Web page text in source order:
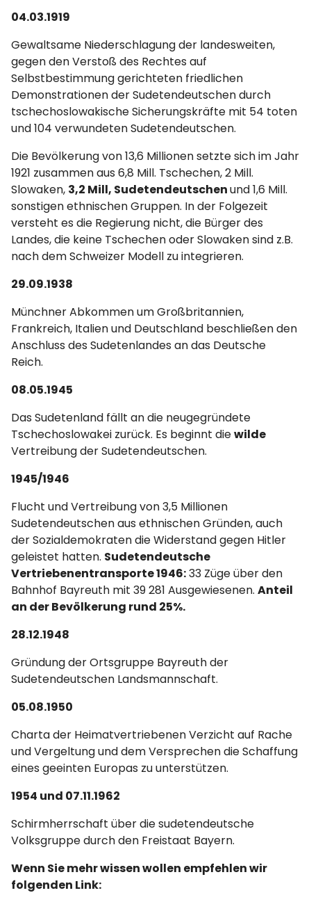
04.03.1919
Gewaltsame Niederschlagung der landesweiten,
gegen den Verstoß des Rechtes auf
Selbstbestimmung gerichteten friedlichen
Demonstrationen der Sudetendeutschen durch
tschechoslowakische Sicherungskräfte mit 54 toten
und 104 verwundeten Sudetendeutschen.
Die Bevölkerung von 13,6 Millionen setzte sich im Jahr
1921 zusammen aus 6,8 Mill. Tschechen, 2 Mill.
Slowaken, 3,2 Mill, Sudetendeutschenund 1,6 Mill.
sonstigen ethnischen Gruppen. In der Folgezeit
versteht es die Regierung nicht, die Bürger des
Landes, die keine Tschechen oder Slowaken sind z.B.
nach dem Schweizer Modell zu integrieren.
29.09.1938
Münchner Abkommen um Großbritannien,
Frankreich, Italien und Deutschland beschließen den
Anschluss des Sudetenlandes an das Deutsche
Reich.
08.05.1945
Das Sudetenland fällt an die neugegründete
Tschechoslowakei zurück. Es beginnt diewilde
Vertreibung der Sudetendeutschen.
1945/1946
Flucht und Vertreibung von 3,5 Millionen
Sudetendeutschen aus ethnischen Gründen, auch
der Sozialdemokraten die Widerstand gegen Hitler
geleistet hatten. Sudetendeutsche
Vertriebenentransporte 1946:33 Züge über den
Bahnhof Bayreuth mit 39 281 Ausgewiesenen. Anteil
an der Bevölkerung rund 25%.
28.12.1948
Gründung der Ortsgruppe Bayreuth der
Sudetendeutschen Landsmannschaft.
05.08.1950
Charta der Heimatvertriebenen Verzicht auf Rache
und Vergeltung und dem Versprechen die Schaffung
eines geeinten Europas zu unterstützen.
1954 und 07.11.1962
Schirmherrschaft über die sudetendeutsche
Volksgruppe durch den Freistaat Bayern.
Wenn Sie mehr wissen wollen empfehlen wir
folgenden Link: